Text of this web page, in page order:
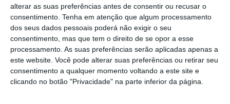
alterar as suas preferências antes de consentir ou recusar o
consentimento. Tenha em atenção que algum processamento
dos seus dados pessoais poderá não exigir o seu
consentimento, mas que tem o direito de se opor a esse
processamento. As suas preferências serão aplicadas apenas a
este website. Você pode alterar suas preferências ou retirar seu
consentimento a qualquer momento voltando a este site e
clicando no botão "Privacidade" na parte inferior da página.
Investidores atentos a
discursos do BCE…
Jens Weidmann e Ewald Nowotny, dois dos